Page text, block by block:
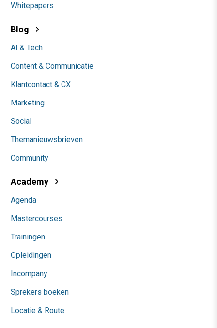
Whitepapers
Blog
AI & Tech
Content & Communicatie
Klantcontact & CX
Marketing
Social
Themanieuwsbrieven
Community
Academy
Agenda
Mastercourses
Trainingen
Opleidingen
Incompany
Sprekers boeken
Locatie & Route